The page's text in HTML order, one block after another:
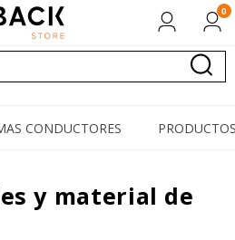
CONDUCTORES
0